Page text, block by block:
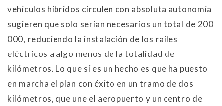
vehículos híbridos circulen con absoluta autonomía
sugieren que solo serían necesarios un total de 200
000, reduciendo la instalación de los raíles
eléctricos a algo menos de la totalidad de
kilómetros. Lo que sí es un hecho es que ha puesto
en marcha el plan con éxito en un tramo de dos
kilómetros, que une el aeropuerto y un centro de